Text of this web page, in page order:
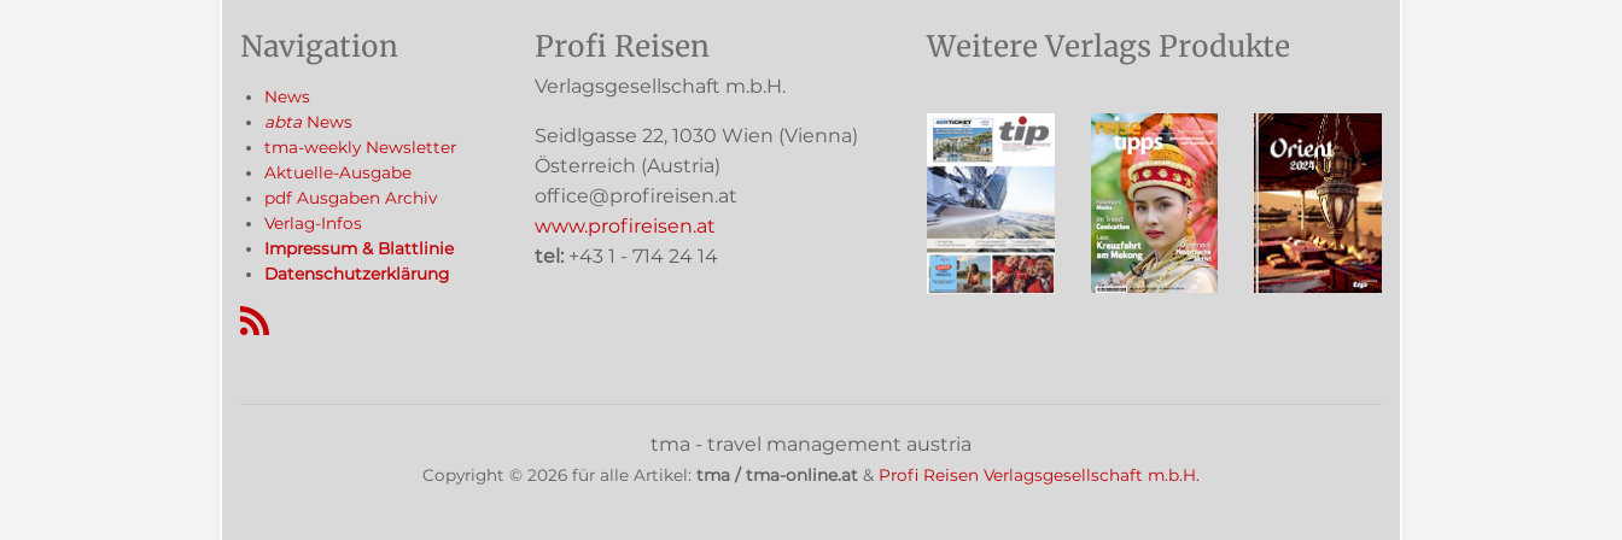
Navigation
News
abta News
tma-weekly Newsletter
Aktuelle-Ausgabe
pdf Ausgaben Archiv
Verlag-Infos
Impressum & Blattlinie
Datenschutzerklärung
RSS-Feed
Profi Reisen
Verlagsgesellschaft m.b.H.
Seidlgasse 22, 1030 Wien (Vienna)
Österreich (Austria)
office@profireisen.at
www.profireisen.at
tel: +43 1 - 714 24 14
Weitere Verlags Produkte
tma - travel management austria
Copyright © 2026 für alle Artikel: tma / tma-online.at & Profi Reisen Verlagsgesellschaft m.b.H.